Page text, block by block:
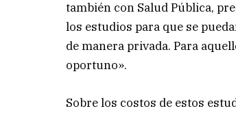
también con Salud Pública,
los estudios para que se
de manera privada. Para
oportuno».
Sobre los costos de estos